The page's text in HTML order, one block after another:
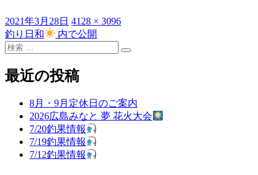
投
稿
日:
2021年3月28日 フ
ル
ズ
4128 × 3096
投
稿
ナ
釣り日和
内で公開
検
対
象:
検
最近の投稿
8月・9月定休日のご案内
2026広島みなと 夢 花火大会
7/20釣果情報
7/19釣果情報
7/12釣果情報